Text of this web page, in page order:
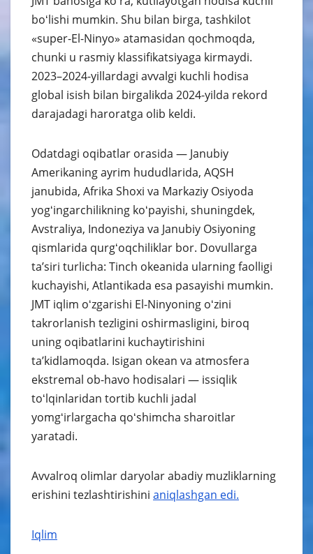
boʻlishi mumkin. Shu bilan birga, tashkilot
«super-El-Ninyo» atamasidan qochmoqda,
chunki u rasmiy klassifikatsiyaga kirmaydi.
2023–2024-yillardagi avvalgi kuchli hodisa
global isish bilan birgalikda 2024-yilda rekord
darajadagi haroratga olib keldi.
Odatdagi oqibatlar orasida — Janubiy
Amerikaning ayrim hududlarida, AQSH
janubida, Afrika Shoxi va Markaziy Osiyoda
yogʻingarchilikning koʻpayishi, shuningdek,
Avstraliya, Indoneziya va Janubiy Osiyoning
qismlarida qurgʻoqchiliklar bor. Dovullarga
taʼsiri turlicha: Tinch okeanida ularning faolligi
kuchayishi, Atlantikada esa pasayishi mumkin.
JMT iqlim oʻzgarishi El-Ninyoning oʻzini
takrorlanish tezligini oshirmasligini, biroq
uning oqibatlarini kuchaytirishini
taʼkidlamoqda. Isigan okean va atmosfera
ekstremal ob-havo hodisalari — issiqlik
toʻlqinlaridan tortib kuchli jadal
yomgʻirlargacha qoʻshimcha sharoitlar
yaratadi.
Avvalroq olimlar daryolar abadiy muzliklarning
erishini tezlashtirishini aniqlashgan edi.
Iqlim